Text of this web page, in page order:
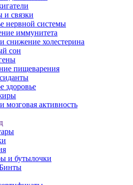
и связки
нервной системы
иммунитета
снижение холестерина
сон
пищеварения
здоровье
мозговая активность
и бутылочки